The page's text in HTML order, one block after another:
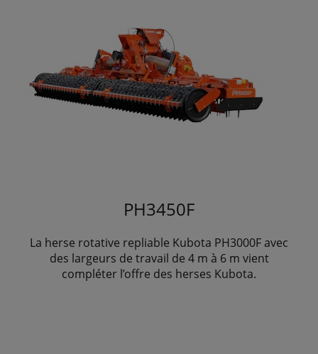
PH3450F
La herse rotative repliable Kubota PH3000F avec
des largeurs de travail de 4 m à 6 m vient
compléter l’offre des herses Kubota.